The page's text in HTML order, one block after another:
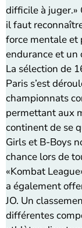
difficile à juger.»
il faut
force mentale et
endurance et un
La sélection de
Paris s’est
championnats
permettant aux
continent de se
Girls et B-Boys
chance lors de
«Kombat
a également
JO. Un
différentes